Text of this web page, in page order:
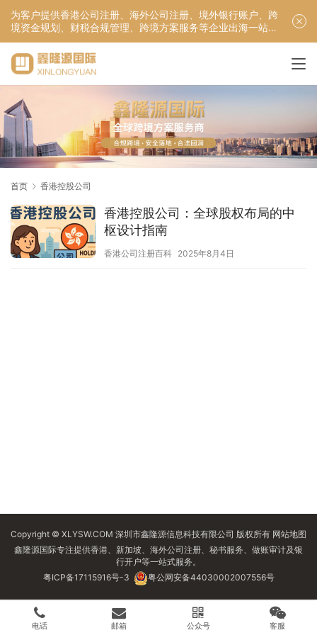
为客户提供香港公司注册、海外公司注册、境外银行账户、跨
境资金规划、财税合规管理、跨境方案服务等企业出海一站式
服务！
首页 香港控股公司
香港控股公司：全球股权布局的中
枢设计指南
香港公司注册百科 2025年8月4日
Copyright © XLYSW.COM 深圳市鑫隆源信息科技有限公司 版权所有 网站地图
鑫隆源国际专注提供香港、新加坡、海外公司注册、秘书服务、做账审计及银
行开户等一站式服务。
粤ICP备17115916号-3
粤公网安备44030002007556号
电话 邮箱 公众号 客服